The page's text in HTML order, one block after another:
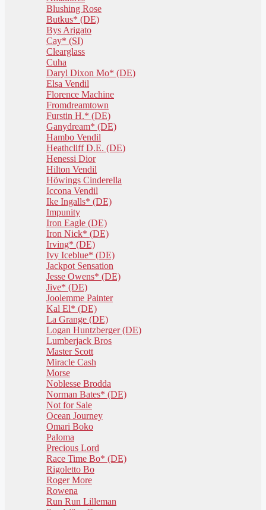
Blushing Rose
Butkus* (DE)
Bys Arigato
Cay* (SI)
Clearglass
Cuha
Daryl Dixon Mo* (DE)
Elsa Vendil
Florence Machine
Fromdreamtown
Furstin H.* (DE)
Ganydream* (DE)
Hambo Vendil
Heathcliff D.E. (DE)
Henessi Dior
Hilton Vendil
Höwings Cinderella
Iccona Vendil
Ike Ingalls* (DE)
Impunity
Iron Eagle (DE)
Iron Nick* (DE)
Irving* (DE)
Ivy Iceblue* (DE)
Jackpot Sensation
Jesse Owens* (DE)
Jive* (DE)
Joolemme Painter
Kal El* (DE)
La Grange (DE)
Logan Huntzberger (DE)
Lumberjack Bros
Master Scott
Miracle Cash
Morse
Noblesse Brodda
Norman Bates* (DE)
Not for Sale
Ocean Journey
Omari Boko
Paloma
Precious Lord
Race Time Bo* (DE)
Rigoletto Bo
Roger More
Rowena
Run Run Lilleman